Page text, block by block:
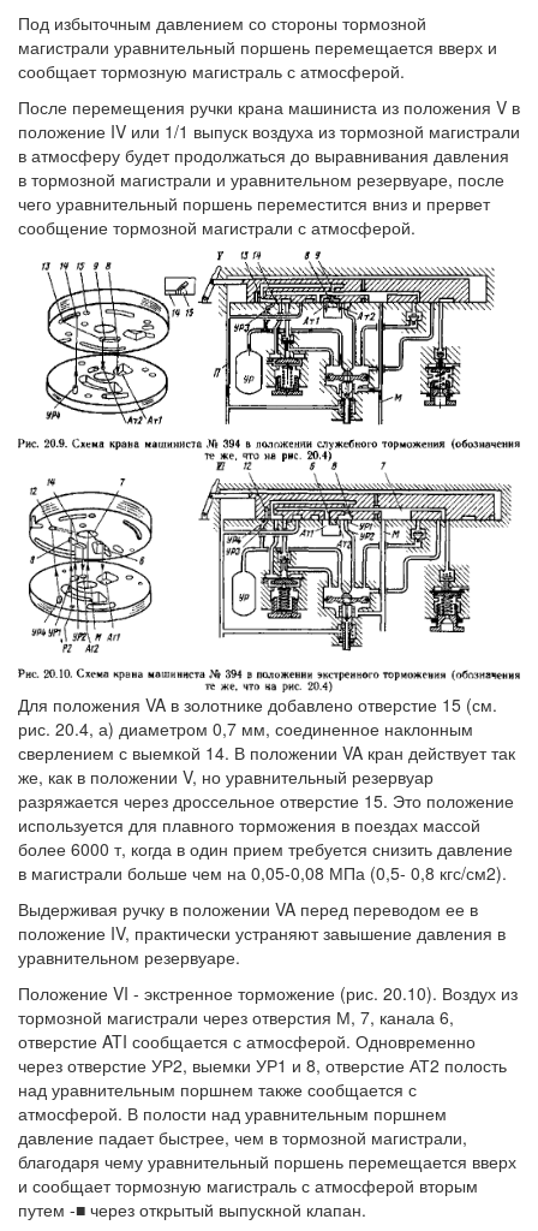
Под избыточным давлением со стороны тормозной
магистрали уравнительный поршень перемещается вверх и
сообщает тормозную магистраль с атмосферой.
После перемещения ручки крана машиниста из положения V в
положение IV или 1/1 выпуск воздуха из тормозной магистрали
в атмосферу будет продолжаться до выравнивания давления
в тормозной магистрали и уравнительном резервуаре, после
чего уравнительный поршень переместится вниз и прервет
сообщение тормозной магистрали с атмосферой.
Для положения VA в золотнике добавлено отверстие 15 (см.
рис. 20.4, а) диаметром 0,7 мм, соединенное наклонным
сверлением с выемкой 14. В положении VA кран действует так
же, как в положении V, но уравнительный резервуар
разряжается через дроссельное отверстие 15. Это положение
используется для плавного торможения в поездах массой
более 6000 т, когда в один прием требуется снизить давление
в магистрали больше чем на 0,05-0,08 МПа (0,5- 0,8 кгс/см2).
Выдерживая ручку в положении VA перед переводом ее в
положение IV, практически устраняют завышение давления в
уравнительном резервуаре.
Положение VI - экстренное торможение (рис. 20.10). Воздух из
тормозной магистрали через отверстия М, 7, канала 6,
отверстие ATI сообщается с атмосферой. Одновременно
через отверстие УР2, выемки УР1 и 8, отверстие АТ2 полость
над уравнительным поршнем также сообщается с
атмосферой. В полости над уравнительным поршнем
давление падает быстрее, чем в тормозной магистрали,
благодаря чему уравнительный поршень перемещается вверх
и сообщает тормозную магистраль с атмосферой вторым
путем -■ через открытый выпускной клапан.